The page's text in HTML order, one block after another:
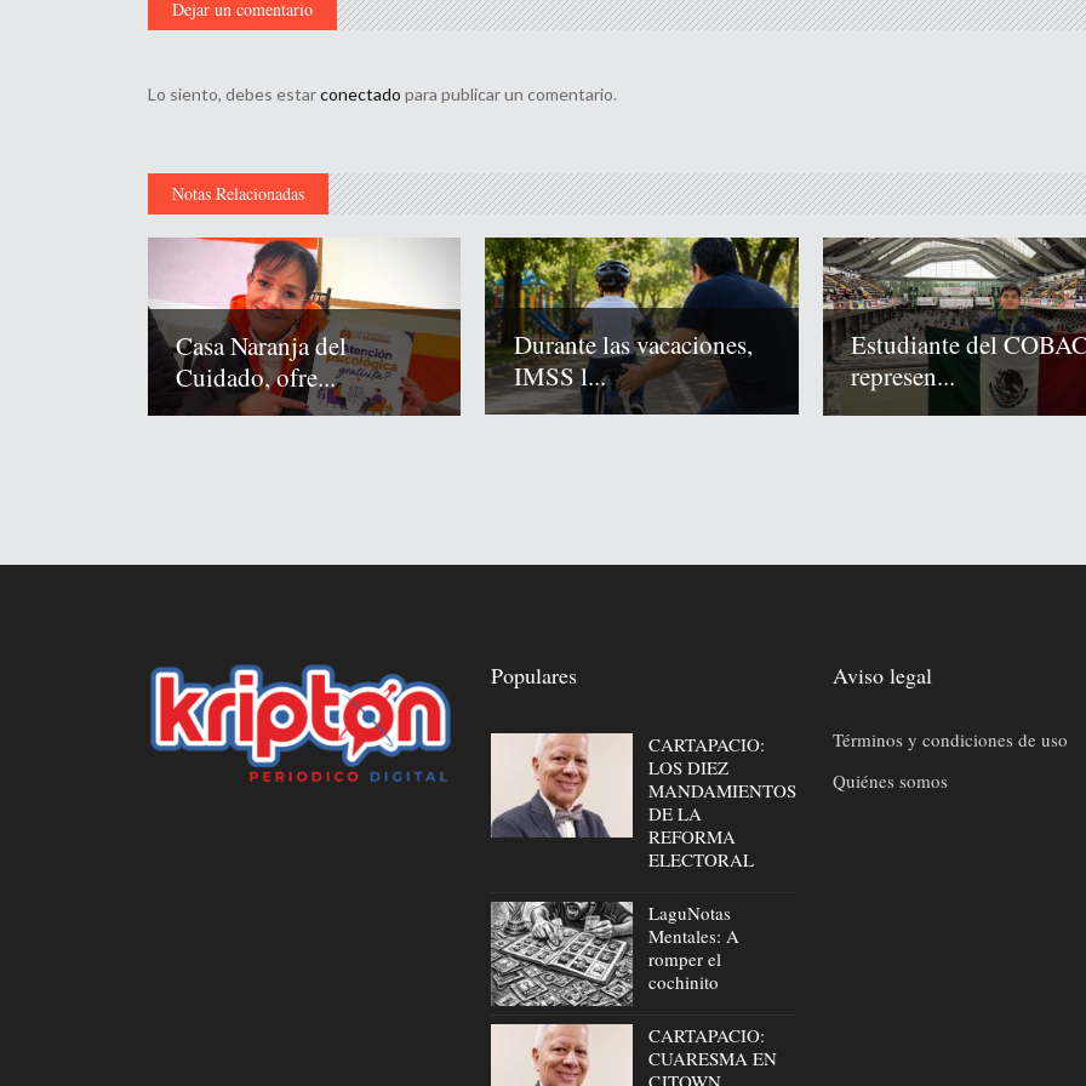
Dejar un comentario
Lo siento, debes estarconectado para publicar un comentario.
Notas Relacionadas
Casa Naranja del
Cuidado, ofre...
Durante las vacaciones,
IMSS l...
Estudiante del
represen...
Populares
CARTAPACIO:
LOS DIEZ
MANDAMIENTOS
DE LA
REFORMA
ELECTORAL
LaguNotas
Mentales: A
romper el
cochinito
CARTAPACIO:
CUARESMA EN
CJTOWN
Aviso legal
Términos y condiciones de uso
Quiénes somos